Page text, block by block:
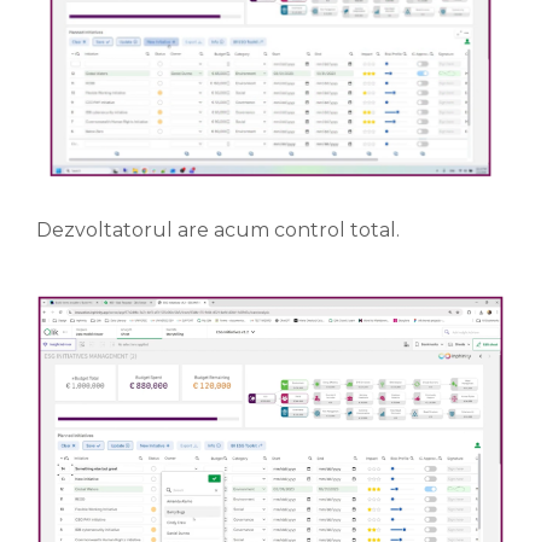
Dezvoltatorul are acum control total.